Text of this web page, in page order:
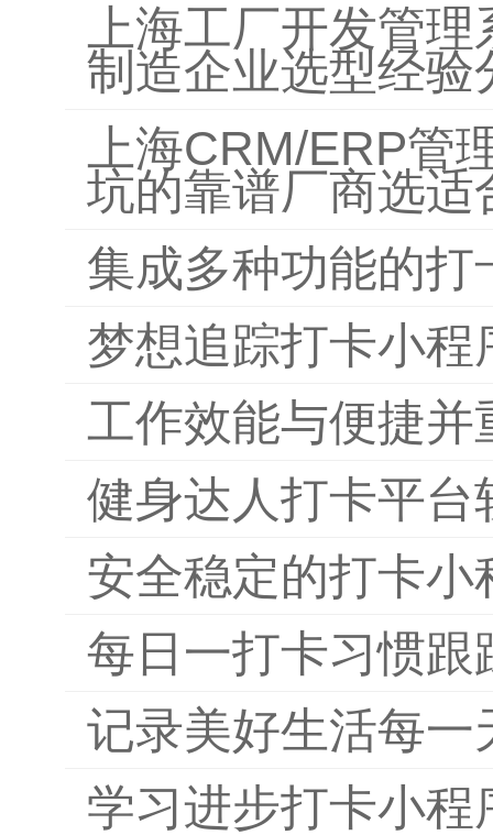
上海工厂开发管
制造企业选型经验
上海CRM/ERP管
坑的靠谱厂商选适
集成多种功能的
梦想追踪打卡小程
工作效能与便捷
健身达人打卡平台
安全稳定的打卡小
每日一打卡习惯跟
记录美好生活每一
学习进步打卡小程